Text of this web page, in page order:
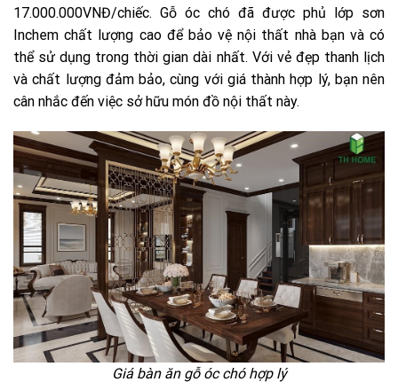
17.000.000VNĐ/chiếc. Gỗ óc chó đã được phủ lớp sơn
Inchem chất lượng cao để bảo vệ nội thất nhà bạn và có
thể sử dụng trong thời gian dài nhất. Với vẻ đẹp thanh lịch
và chất lượng đảm bảo, cùng với giá thành hợp lý, bạn nên
cân nhắc đến việc sở hữu món đồ nội thất này.
Giá bàn ăn gỗ óc chó hợp lý